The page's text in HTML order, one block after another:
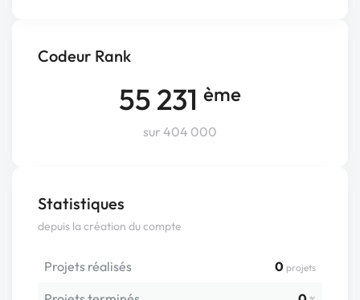
Codeur Rank
55 231 ème
sur 404 000
Statistiques
depuis la création du compte
Projets réalisés 0 projets